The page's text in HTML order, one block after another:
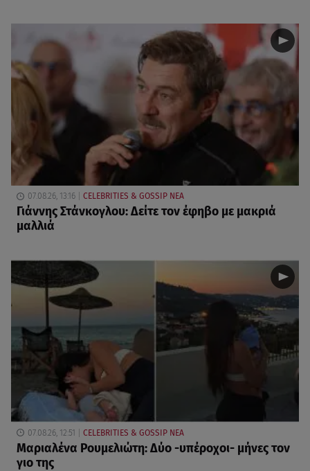
07.08.26, 13:16 CELEBRITIES & GOSSIP ΝΕΑ
Γιάννης Στάνκογλου: Δείτε τον έφηβο με μακριά
μαλλιά
07.08.26, 12:51 CELEBRITIES & GOSSIP ΝΕΑ
Μαριαλένα Ρουμελιώτη: Δύο -υπέροχοι- μήνες τον
γιο της